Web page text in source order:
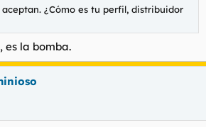
¿Cómo es tu perfil, distribuidor
es la bomba.